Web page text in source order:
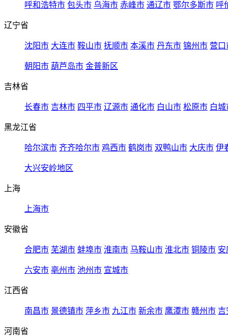
呼和浩特市 包头市 乌海市 赤峰市 通辽市 鄂尔多斯市 呼
辽宁省
沈阳市 大连市 鞍山市 抚顺市 本溪市 丹东市 锦州市 营口
朝阳市 葫芦岛市 金普新区
吉林省
长春市 吉林市 四平市 辽源市 通化市 白山市 松原市 白城
黑龙江省
哈尔滨市 齐齐哈尔市 鸡西市 鹤岗市 双鸭山市 大庆市 伊
大兴安岭地区
上海
上海市
安徽省
合肥市 芜湖市 蚌埠市 淮南市 马鞍山市 淮北市 铜陵市 安
六安市 亳州市 池州市 宣城市
江西省
南昌市 景德镇市 萍乡市 九江市 新余市 鹰潭市 赣州市 吉
河南省